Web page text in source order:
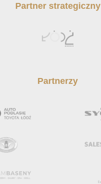
Partner strategiczny
Partnerzy